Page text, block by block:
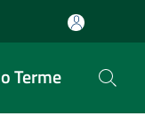
Terme